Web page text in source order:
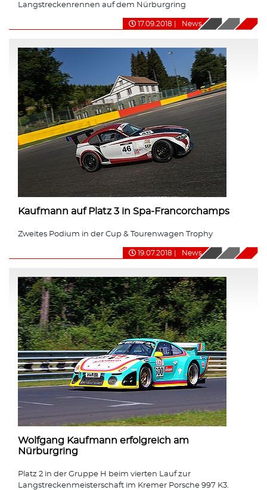
Langstreckenrennen auf dem Nürburgring
17.09.2018 News
Kaufmann auf Platz 3 in Spa-Francorchamps
Zweites Podium in der Cup & Tourenwagen Trophy
19.07.2018 News
Wolfgang Kaufmann erfolgreich am
Nürburgring
Platz 2 in der Gruppe H beim vierten Lauf zur
Langstreckenmeisterschaft im Kremer Porsche 997 K3.